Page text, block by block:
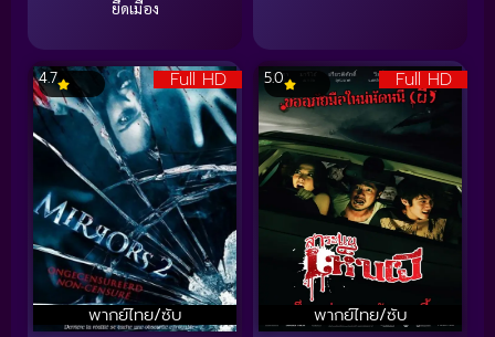
ยึดเมือง
Full HD
พากย์ไทย/ซับ
4.7 Full HD
พากย์ไทย/ซับ
5.0